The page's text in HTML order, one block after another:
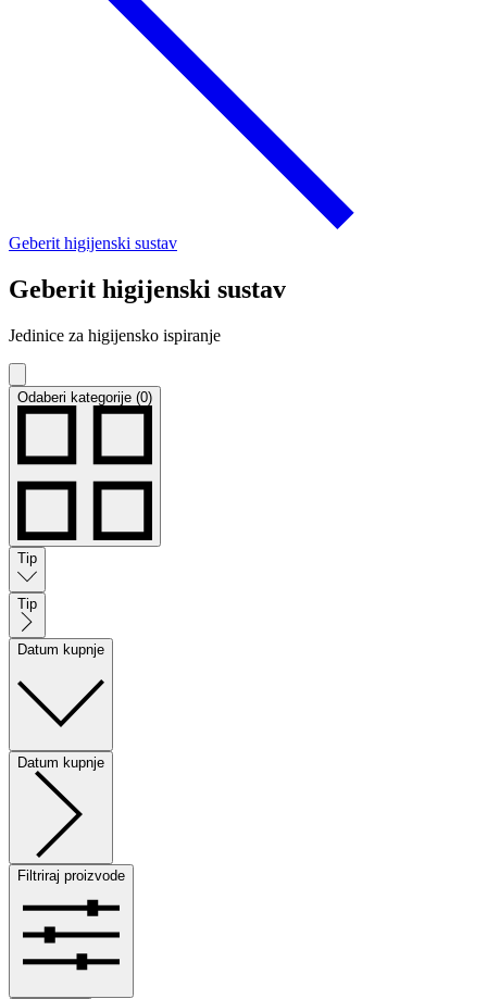
Geberit higijenski sustav
Geberit higijenski sustav
Jedinice za higijensko ispiranje
Odaberi kategorije (0)
Tip
Tip
Datum kupnje
Datum kupnje
Filtriraj proizvode